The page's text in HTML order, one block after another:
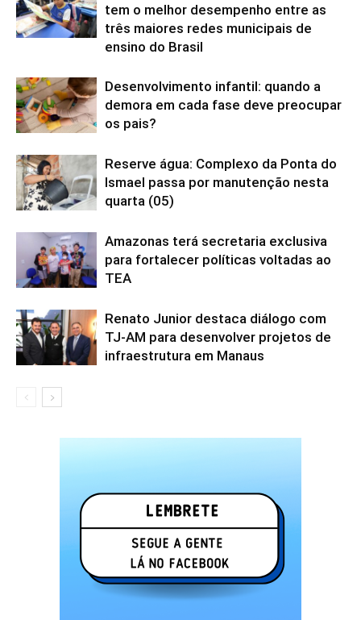
tem o melhor desempenho entre as
três maiores redes municipais de
ensino do Brasil
Desenvolvimento infantil: quando a
demora em cada fase deve preocupar
os pais?
Reserve água: Complexo da Ponta do
Ismael passa por manutenção nesta
quarta (05)
Amazonas terá secretaria exclusiva
para fortalecer políticas voltadas ao
TEA
Renato Junior destaca diálogo com
TJ-AM para desenvolver projetos de
infraestrutura em Manaus